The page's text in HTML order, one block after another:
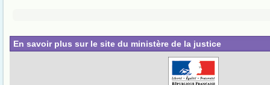
En savoir plus sur le site du ministère de la justice